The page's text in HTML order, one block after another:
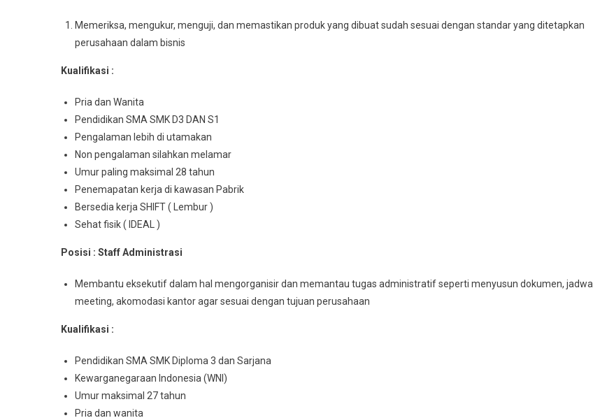
Memeriksa, mengukur, menguji, dan memastikan produk yang dibuat sudah sesuai dengan standar yang ditetapkan
perusahaan dalam bisnis
Kualifikasi :
Pria dan Wanita
Pendidikan SMA SMK D3 DAN S1
Pengalaman lebih di utamakan
Non pengalaman silahkan melamar
Umur paling maksimal 28 tahun
Penemapatan kerja di kawasan Pabrik
Bersedia kerja SHIFT ( Lembur )
Sehat fisik ( IDEAL )
Posisi : Staff Administrasi
Membantu eksekutif dalam hal mengorganisir dan memantau tugas administratif seperti menyusun dokumen, jadwal
meeting, akomodasi kantor agar sesuai dengan tujuan perusahaan
Kualifikasi :
Pendidikan SMA SMK Diploma 3 dan Sarjana
Kewarganegaraan Indonesia (WNI)
Umur maksimal 27 tahun
Pria dan wanita